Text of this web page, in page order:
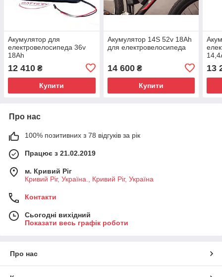
Акумулятор для
електровелосипеда 36v
18Ah
12 410 ₴
Купити
Акумулятор 14S 52v 18Ah
для електровелосипеда
14 600₴
Купити
13
Про нас
100% позитивних з 78 відгуків за рік
Працює з 21.02.2019
м. Кривий Ріг
Кривий Ріг, Україна., Кривий Ріг, Україна
Контакти
Сьогодні вихідний
Показати весь графік роботи
Про нас